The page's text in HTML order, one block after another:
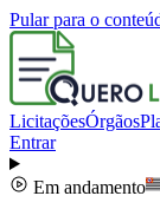
Pular para o
LicitaçõesÓrgãos
Entrar
Em andamento